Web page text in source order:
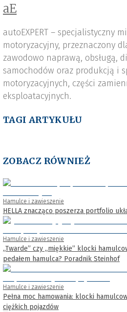
aE
autoEXPERT – specjalistyczny
motoryzacyjny, przeznaczony
zawodowo naprawą, obsługą,
samochodów oraz produkcją i
motoryzacyjnych, części
eksploatacyjnych.
TAGI ARTYKUŁU
ZOBACZ RÓWNIEŻ
Hamulce i zawieszenie
HELLA znacząco poszerza portfolio
Hamulce i zawieszenie
„Twarde” czy „miękkie” klocki
pedałem hamulca? Poradnik Steinhof
Hamulce i zawieszenie
Pełna moc hamowania: klocki
ciężkich pojazdów